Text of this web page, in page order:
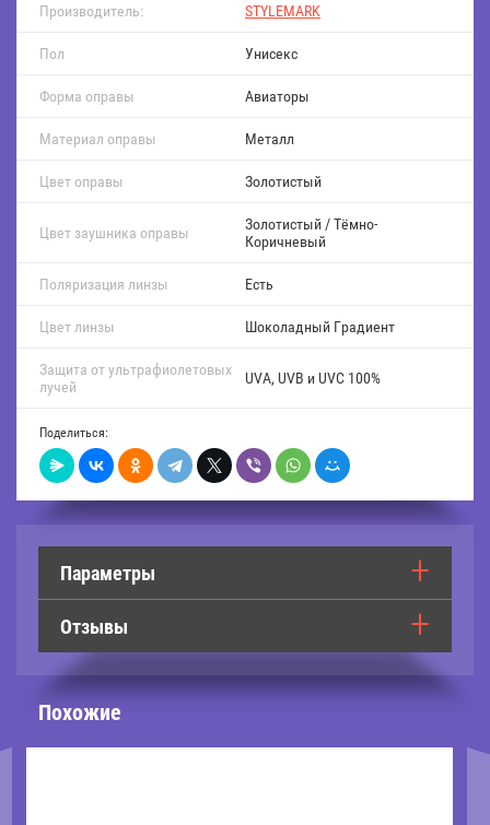
Производитель: STYLEMARK
Пол Унисекс
Форма оправы Авиаторы
Материал оправы Металл
Цвет оправы Золотистый
Цвет заушника оправы
Золотистый / Тёмно-
Коричневый
Поляризация линзы Есть
Цвет линзы Шоколадный Градиент
Защита от ультрафиолетовых
лучей
UVA, UVB и UVC 100%
Поделиться:
Параметры
Отзывы
Похожие